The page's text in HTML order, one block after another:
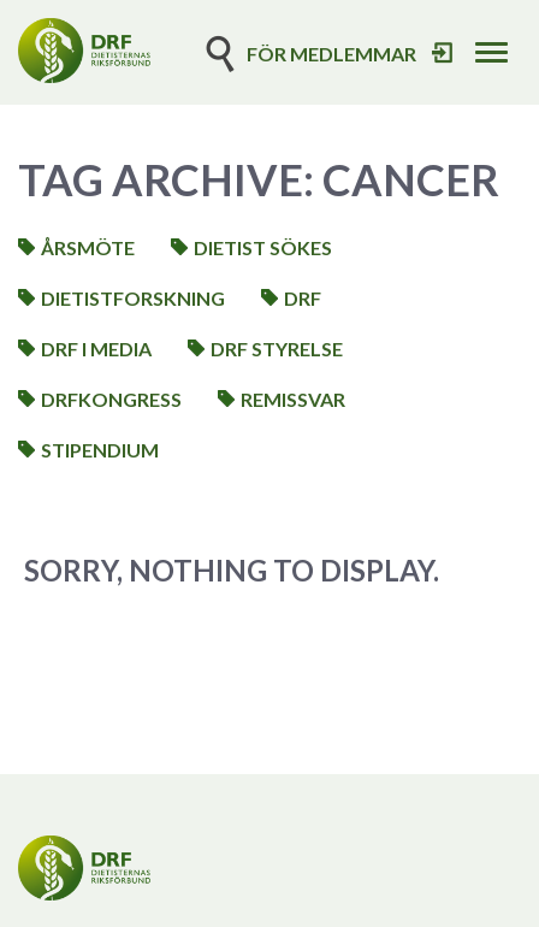
FÖR MEDLEMMAR
TAG ARCHIVE: CANCER
ÅRSMÖTE DIETIST SÖKES
DIETISTFORSKNING DRF
DRF I MEDIA DRF STYRELSE
DRFKONGRESS REMISSVAR
STIPENDIUM
SORRY, NOTHING TO DISPLAY.